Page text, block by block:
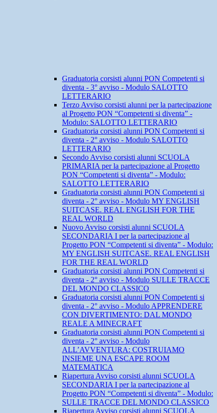
Graduatoria corsisti alunni PON Competenti si
diventa - 3° avviso - Modulo SALOTTO
LETTERARIO
Terzo Avviso corsisti alunni per la partecipazione
al Progetto PON “Competenti si diventa” -
Modulo: SALOTTO LETTERARIO
Graduatoria corsisti alunni PON Competenti si
diventa - 2° avviso - Modulo SALOTTO
LETTERARIO
Secondo Avviso corsisti alunni SCUOLA
PRIMARIA per la partecipazione al Progetto
PON “Competenti si diventa” - Modulo:
SALOTTO LETTERARIO
Graduatoria corsisti alunni PON Competenti si
diventa - 2° avviso - Modulo MY ENGLISH
SUITCASE. REAL ENGLISH FOR THE
REAL WORLD
Nuovo Avviso corsisti alunni SCUOLA
SECONDARIA I per la partecipazione al
Progetto PON “Competenti si diventa” - Modulo:
MY ENGLISH SUITCASE. REAL ENGLISH
FOR THE REAL WORLD
Graduatoria corsisti alunni PON Competenti si
diventa - 2° avviso - Modulo SULLE TRACCE
DEL MONDO CLASSICO
Graduatoria corsisti alunni PON Competenti si
diventa - 2° avviso - Modulo APPRENDERE
CON DIVERTIMENTO: DAL MONDO
REALE A MINECRAFT
Graduatoria corsisti alunni PON Competenti si
diventa - 2° avviso - Modulo
ALL’AVVENTURA: COSTRUIAMO
INSIEME UNA ESCAPE ROOM
MATEMATICA
Riapertura Avviso corsisti alunni SCUOLA
SECONDARIA I per la partecipazione al
Progetto PON “Competenti si diventa” - Modulo:
SULLE TRACCE DEL MONDO CLASSICO
Riapertura Avviso corsisti alunni SCUOLA